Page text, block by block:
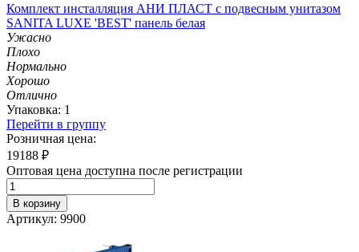
Комплект инсталляция АНИ ПЛАСТ с подвесным унитазом
SANITA LUXE 'BEST' панель белая
Ужасно
Плохо
Нормально
Хорошо
Отлично
Упаковка: 1
Перейти в группу
Розничная цена:
19188 ₽
Оптовая цена доступна после регистрации
В корзину
Артикул: 9900